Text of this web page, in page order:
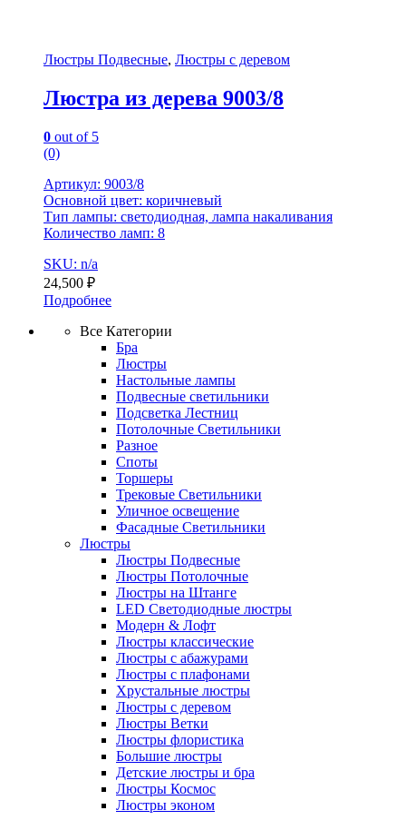
Люстры Подвесные, Люстры с деревом
Люстра из дерева 9003/8
0 out of 5
(0)
Артикул: 9003/8
Основной цвет: коричневый
Тип лампы: светодиодная, лампа накаливания
Количество ламп: 8
SKU: n/a
24,500 ₽
Подробнее
Все Категории
Бра
Люстры
Настольные лампы
Подвесные светильники
Подсветка Лестниц
Потолочные Светильники
Разное
Споты
Торшеры
Трековые Светильники
Уличное освещение
Фасадные Светильники
Люстры
Люстры Подвесные
Люстры Потолочные
Люстры на Штанге
LED Светодиодные люстры
Модерн & Лофт
Люстры классические
Люстры с абажурами
Люстры с плафонами
Хрустальные люстры
Люстры с деревом
Люстры Ветки
Люстры флористика
Большие люстры
Детские люстры и бра
Люстры Космос
Люстры эконом